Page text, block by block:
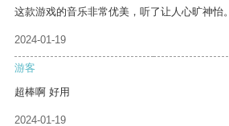
这款游戏的音乐非常优美，听了让人心旷神怡。
2024-01-19
游客
超棒啊 好用
2024-01-19